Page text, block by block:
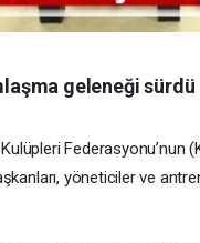
geleneği sürdü
Federasyonu’nun
yöneticiler ve